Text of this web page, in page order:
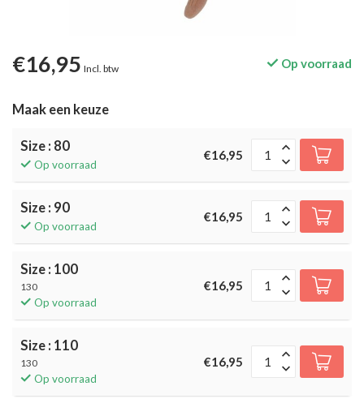
€16,95 Incl. btw Op voorraad
Maak een keuze
Size : 80
Op voorraad
€16,95
Size : 90
Op voorraad
€16,95
Size : 100
130
Op voorraad
€16,95
Size : 110
130
Op voorraad
€16,95